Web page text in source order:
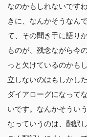
なのかもしれないです
きに、なんかそうなん
て、その聞き手に語り
ものが、残念ながら今
っと欠けているのかも
立しないのはもしかし
ダイアローグになって
いです。なんかそうい
なっていうのは、翻訳